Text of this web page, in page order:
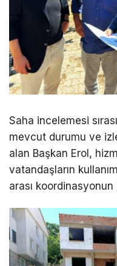
Saha incelemesi
mevcut durumu ve
alan Başkan Erol,
vatandaşların
arası